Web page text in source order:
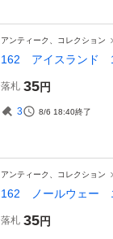
アンティーク、コレクション
162 アイスランド
落札 35円
3 8/6 18:40終了
アンティーク、コレクション
162 ノールウェー
落札 35円